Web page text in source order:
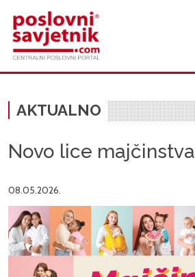
AKTUALNO
Novo lice majčinstva
08.05.2026.